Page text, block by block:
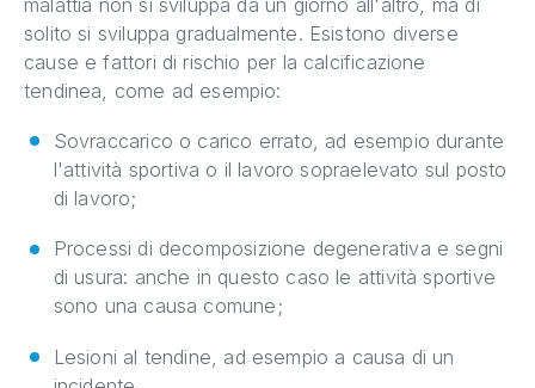
solito si sviluppa gradualmente. Esistono diverse
cause e fattori di rischio per la calcificazione
tendinea, come ad esempio:
Sovraccarico o carico errato, ad esempio durante
l'attività sportiva o il lavoro sopraelevato sul posto
di lavoro;
Processi di decomposizione degenerativa e segni
di usura: anche in questo caso le attività sportive
sono una causa comune;
Lesioni al tendine, ad esempio a causa di un